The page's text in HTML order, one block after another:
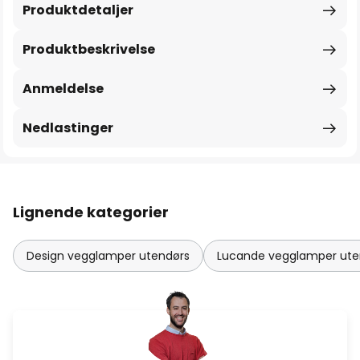
Produktbeskrivelse
Produktdetaljer
Anmeldelse
Nedlastinger
Lignende kategorier
Design vegglamper utendørs Lucande vegglamper